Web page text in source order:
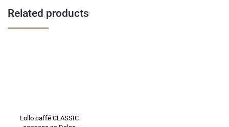
Related products
Lollo caffé CLASSIC